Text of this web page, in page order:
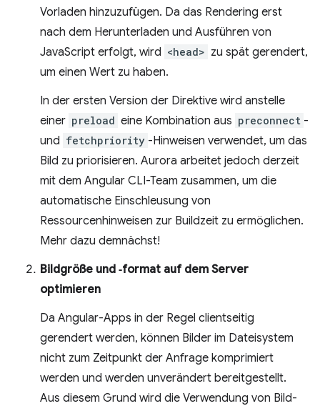
Vorladen hinzuzufügen. Da das Rendering erst
nach dem Herunterladen und Ausführen von
JavaScript erfolgt, wird <head> zu spät gerendert,
um einen Wert zu haben.
In der ersten Version der Direktive wird anstelle
einer preload eine Kombination aus preconnect -
und fetchpriority -Hinweisen verwendet, um das
Bild zu priorisieren. Aurora arbeitet jedoch derzeit
mit dem Angular CLI-Team zusammen, um die
automatische Einschleusung von
Ressourcenhinweisen zur Buildzeit zu ermöglichen.
Mehr dazu demnächst!
Bildgröße und ‑format auf dem Server
optimieren
Da Angular-Apps in der Regel clientseitig
gerendert werden, können Bilder im Dateisystem
nicht zum Zeitpunkt der Anfrage komprimiert
werden und werden unverändert bereitgestellt.
Aus diesem Grund wird die Verwendung von Bild-